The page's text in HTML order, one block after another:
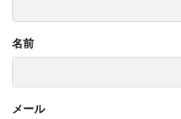
名前
メール